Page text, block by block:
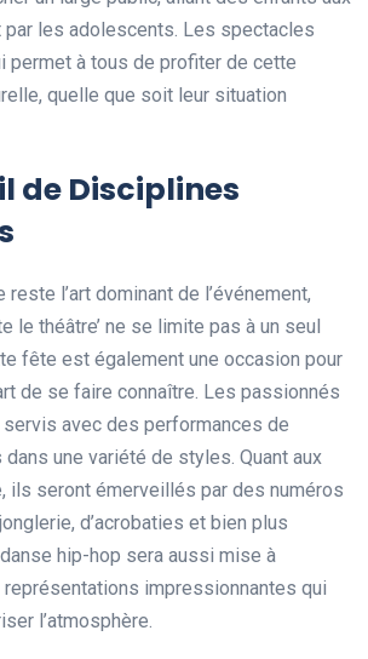
par les adolescents. Les spectacles
permet à tous de profiter de cette
quelle que soit leur situation
de Disciplines
l’art dominant de l’événement,
le théâtre’ ne se limite pas à un seul
fête est également une occasion pour
de se faire connaître. Les passionnés
avec des performances de
une variété de styles. Quant aux
ils seront émerveillés par des numéros
d’acrobaties et bien plus
hip-hop sera aussi mise à
représentations impressionnantes qui
l’atmosphère.